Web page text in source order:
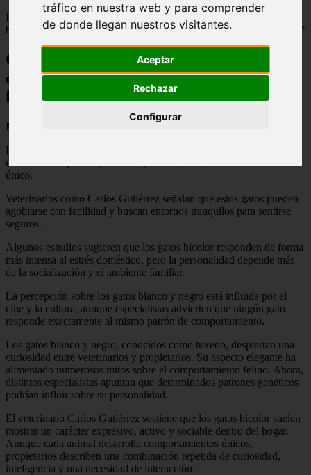
tráfico en nuestra web y para comprender
de donde llegan nuestros visitantes.
Aceptar
Rechazar
Configurar
Inicio
Carlos Gutiérrez, veterinario: "Los gatos de color
blanco y negro se agobian con facilidad y buscan su propio entorno"
Carlos Gutiérrez, veterinario: "Los gatos
de color blanco y negro se agobian con
facilidad y buscan su propio entorno"
📅 01/06/2026
Los gatos blanco y negro, conocidos como tuxedo, suelen mostrar
un carácter expresivo, sociable y activo, aunque cada animal es
único.
Veterinarios como Carlos Gutiérrez señalan que estos gatos pueden
agobiarse con facilidad y buscan entornos tranquilos para sentirse
seguros.
Algunos estudios sugieren que los gatos bicolor responden de forma
más intensa al estrés doméstico, pero la personalidad depende más
de la socialización y el ambiente familiar.
La percepción sobre los gatos blanco y negro está influida por el
cine y la cultura, aunque especialistas advierten que ningún gato
responde exactamente al mismo patrón de comportamiento.
Los gatos blanco y negro, conocidos como tuxedo, despiertan una
curiosidad entre veterinarios y propietarios. Su aspecto elegante ha
alimentado numerosos mitos sobre el comportamiento felino. Ahora,
distintos especialistas apuntan que determinados patrones genéticos
podrían influir sobre su personalidad.
El veterinario Carlos Gutiérrez sostiene que los gatos bicolor suelen
mostrar un carácter expresivo, activo y sociable dentro del hogar.
Aunque cada animal desarrolla comportamientos únicos,
propietarios describen una combinación repetida de curiosidad,
inteligencia y una necesidad de interacción.